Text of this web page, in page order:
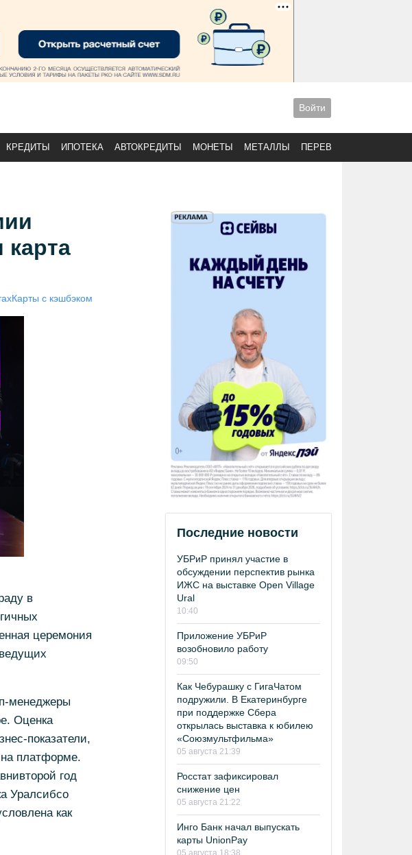
Войти
КРЕДИТЫ ИПОТЕКА АВТОКРЕДИТЫ МОНЕТЫ МЕТАЛЛЫ ПЕРЕВОДЫ
Карты с кэшбэком
в
церемония
менеджеры
Оценка
показатели,
платформе.
год
Уралсибсо
как
Последние новости
УБРиР принял участие в
обсуждении перспектив рынка
ИЖС на выставке Open Village
Ural
10:40
Приложение УБРиР
возобновило работу
09:50
Как Чебурашку с ГигаЧатом
подружили. В Екатеринбурге
при поддержке Сбера
открылась выставка к юбилею
«Союзмультфильма»
05 августа 21:39
Росстат зафиксировал
снижение цен
05 августа 21:22
Инго Банк начал выпускать
карты UnionPay
05 августа 18:38